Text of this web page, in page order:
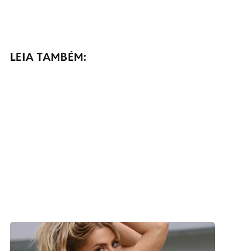
LEIA TAMBÉM: